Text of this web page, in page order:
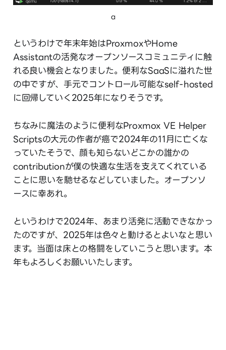
a
というわけで年末年始はProxmoxやHome
Assistantの活発なオープンソースコミュニティに触
れる良い機会となりました。便利なSaaSに溢れた世
の中ですが、手元でコントロール可能なself-hosted
に回帰していく2025年になりそうです。
ちなみに魔法のように便利なProxmox VE Helper
Scriptsの大元の作者が癌で2024年の11月に亡くな
っていたそうで、顔も知らないどこかの誰かの
contributionが僕の快適な生活を支えてくれている
ことに思いを馳せるなどしていました。オープンソ
ースに幸あれ。
というわけで2024年、あまり活発に活動できなかっ
たのですが、2025年は色々と動けるとよいなと思い
ます。当面は床との格闘をしていこうと思います。本
年もよろしくお願いいたします。